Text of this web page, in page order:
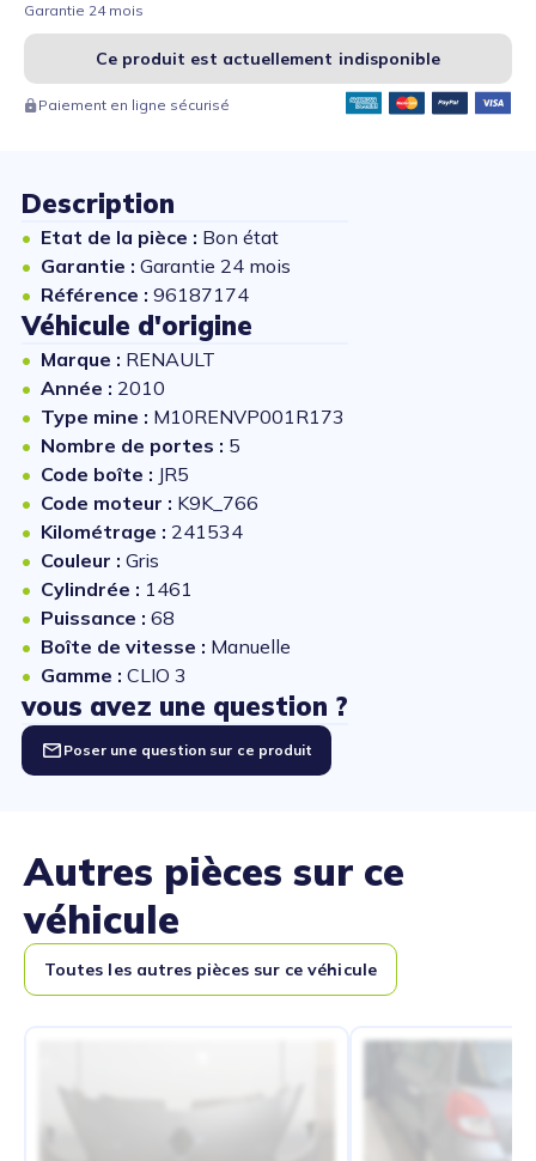
Garantie 24 mois
Ce produit est actuellement indisponible
Paiement en ligne sécurisé
Description
Etat de la pièce : Bon état
Garantie : Garantie 24 mois
Référence : 96187174
Véhicule d'origine
Marque : RENAULT
Année : 2010
Type mine : M10RENVP001R173
Nombre de portes : 5
Code boîte : JR5
Code moteur : K9K_766
Kilométrage : 241534
Couleur : Gris
Cylindrée : 1461
Puissance : 68
Boîte de vitesse : Manuelle
Gamme : CLIO 3
vous avez une question ?
Poser une question sur ce produit
Autres pièces sur ce
véhicule
Toutes les autres pièces sur ce véhicule